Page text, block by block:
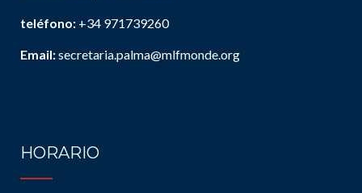
teléfono: +34 971739260
Email:secretaria.palma@mlfmonde.org
HORARIO